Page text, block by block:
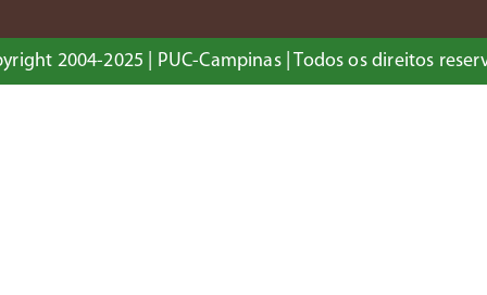
2004-2025 | PUC-Campinas | Todos os direitos